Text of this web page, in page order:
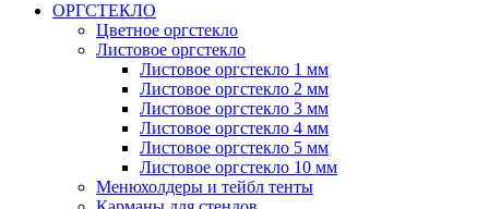
ОРГСТЕКЛО
Цветное оргстекло
Листовое оргстекло
Листовое оргстекло 1 мм
Листовое оргстекло 2 мм
Листовое оргстекло 3 мм
Листовое оргстекло 4 мм
Листовое оргстекло 5 мм
Листовое оргстекло 10 мм
Менюхолдеры и тейбл тенты